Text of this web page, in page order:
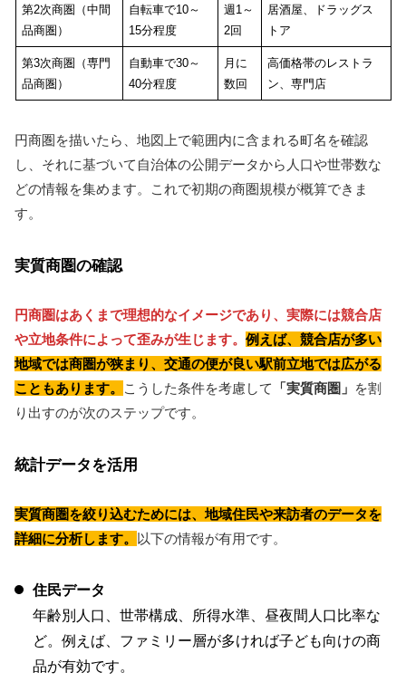
第2次商圏（中間
品商圏）
自転車で10～
15分程度
週1～
2回
居酒屋、ドラッグス
トア
第3次商圏（専門
品商圏）
自動車で30～
40分程度
月に
数回
高価格帯のレストラ
ン、専門店
円商圏を描いたら、地図上で範囲内に含まれる町名を確認
し、それに基づいて自治体の公開データから人口や世帯数な
どの情報を集めます。これで初期の商圏規模が概算できま
す。
実質商圏の確認
円商圏はあくまで理想的なイメージであり、実際には競合店
や立地条件によって歪みが生じます。 例えば、競合店が多い
地域では商圏が狭まり、交通の便が良い駅前立地では広がる
こともあります。
こうした条件を考慮して 「実質商圏」 を割
り出すのが次のステップです。
統計データを活用
実質商圏を絞り込むためには、地域住民や来訪者のデータを
詳細に分析します。
以下の情報が有用です。
住民データ
年齢別人口、世帯構成、所得水準、昼夜間人口比率な
ど。例えば、ファミリー層が多ければ子ども向けの商
品が有効です。